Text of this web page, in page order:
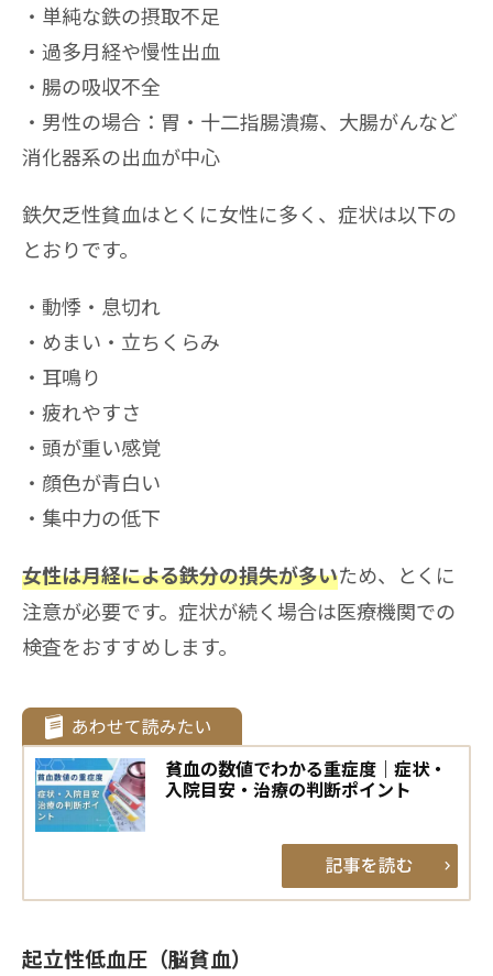
単純な鉄の摂取不足
過多月経や慢性出血
腸の吸収不全
男性の場合：胃・十二指腸潰瘍、大腸がんなど
消化器系の出血が中心
鉄欠乏性貧血はとくに女性に多く、症状は以下の
とおりです。
動悸・息切れ
めまい・立ちくらみ
耳鳴り
疲れやすさ
頭が重い感覚
顔色が青白い
集中力の低下
女性は月経による鉄分の損失が多いため、とくに
注意が必要です。症状が続く場合は医療機関での
検査をおすすめします。
貧血の数値でわかる重症度｜症状・
入院目安・治療の判断ポイント
起立性低血圧（脳貧血）